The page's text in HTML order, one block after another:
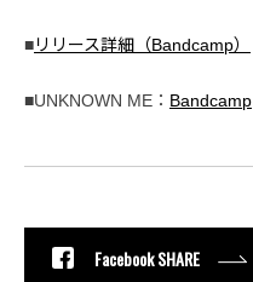
■リリース詳細（Bandcamp）
■UNKNOWN ME： Bandcamp
Facebook SHARE